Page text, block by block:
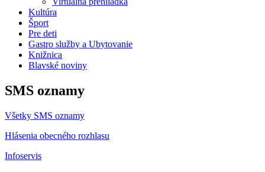
Kultúra
Šport
Pre deti
Gastro služby a Ubytovanie
Knižnica
Blavské noviny
SMS oznamy
Všetky SMS oznamy
Hlásenia obecného rozhlasu
Infoservis